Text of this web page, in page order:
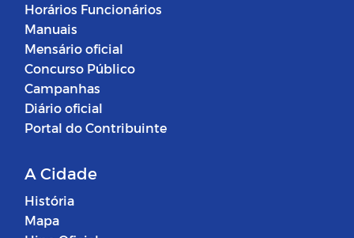
Horários Funcionários
Manuais
Mensário oficial
Concurso Público
Campanhas
Diário oficial
Portal do Contribuinte
A Cidade
História
Mapa